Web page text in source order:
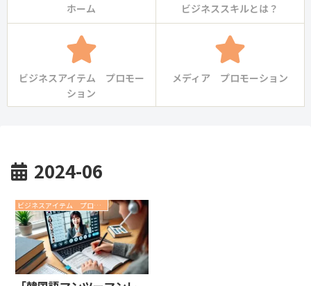
ホーム ビジネススキルとは？
ビジネスアイテム プロモー
ション
メディア プロモーション
2024-06
ビジネスアイテム プロモーション